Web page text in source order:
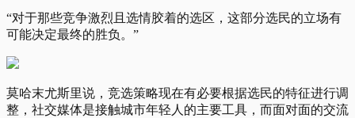
“对于那些竞争激烈且选情胶着的选区，这部分选民的立场有
可能决定最终的胜负。”
莫哈末尤斯里说，竞选策略现在有必要根据选民的特征进行调
整，社交媒体是接触城市年轻人的主要工具，而面对面的交流